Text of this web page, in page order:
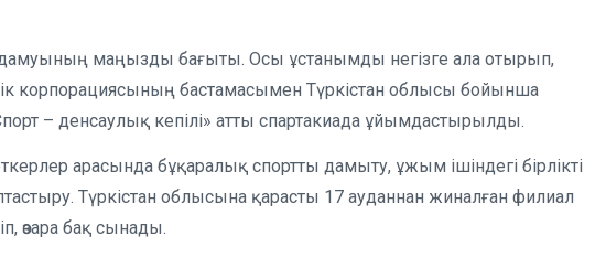
дамуының маңызды бағыты. Осы ұстанымды негізге ала отырып,
корпорациясының бастамасымен Түркістан облысы бойынша
– денсаулық кепілі» атты спартакиада ұйымдастырылды.
арасында бұқаралық спортты дамыту, ұжым ішіндегі бірлікті
Түркістан облысына қарасты 17 ауданнан жиналған филиал
өзара бақ сынады.